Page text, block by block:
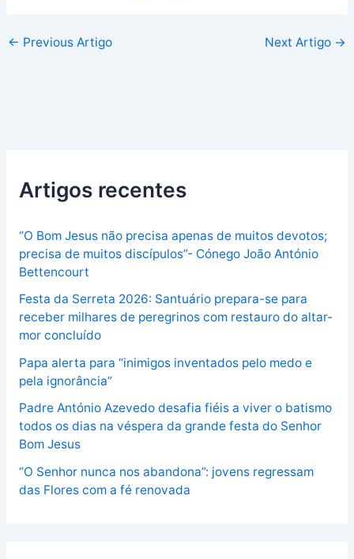
← Previous Artigo Next Artigo →
Artigos recentes
“O Bom Jesus não precisa apenas de muitos devotos;
precisa de muitos discípulos”- Cónego João António
Bettencourt
Festa da Serreta 2026: Santuário prepara-se para
receber milhares de peregrinos com restauro do altar-
mor concluído
Papa alerta para “inimigos inventados pelo medo e
pela ignorância”
Padre António Azevedo desafia fiéis a viver o batismo
todos os dias na véspera da grande festa do Senhor
Bom Jesus
“O Senhor nunca nos abandona”: jovens regressam
das Flores com a fé renovada